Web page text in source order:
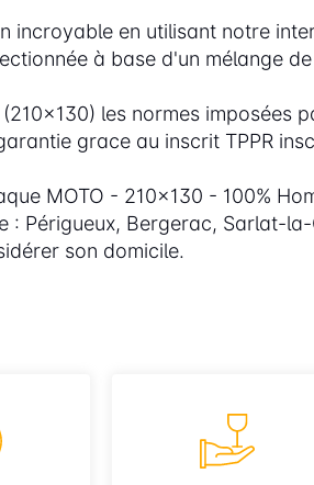
incroyable en utilisant notre
à base d'un mélange
les normes imposées
grace au inscrit TPPR
MOTO - 210x130 - 100%
Périgueux, Bergerac, Sarlat-
son domicile.